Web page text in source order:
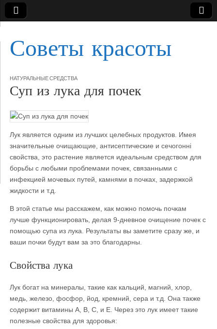
Советы красоты
НАТУРАЛЬНЫЕ СРЕДСТВА
Суп из лука для почек
Лук является одним из лучших целебных продуктов. Имея
значительные очищающие, антисептические и сечогонні
свойства, это растение является идеальным средством для
борьбы с любыми проблемами почек, связанными с
инфекцией мочевых путей, камнями в почках, задержкой
жидкости и т.д.
В этой статье мы расскажем, как можно помочь почкам
лучше функционировать, делая 9-дневное очищение почек с
помощью супа из лука. Результаты вы заметите сразу же, и
ваши почки будут вам за это благодарны.
Свойства лука
Лук богат на минералы, такие как кальций, магний, хлор,
медь, железо, фосфор, йод, кремний, сера и т.д. Она также
содержит витамины А, В, С, и Е. Через это лук имеет такие
полезные свойства для здоровья: